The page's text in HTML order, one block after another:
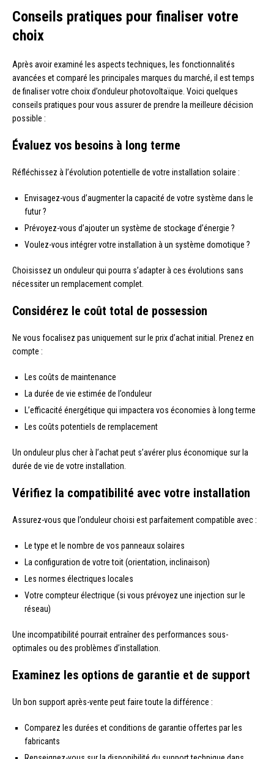
Conseils pratiques pour finaliser votre
choix
Après avoir examiné les aspects techniques, les fonctionnalités
avancées et comparé les principales marques du marché, il est temps
de finaliser votre choix d’onduleur photovoltaïque. Voici quelques
conseils pratiques pour vous assurer de prendre la meilleure décision
possible :
Évaluez vos besoins à long terme
Réfléchissez à l’évolution potentielle de votre installation solaire :
Envisagez-vous d’augmenter la capacité de votre système dans le
futur ?
Prévoyez-vous d’ajouter un système de stockage d’énergie ?
Voulez-vous intégrer votre installation à un système domotique ?
Choisissez un onduleur qui pourra s’adapter à ces évolutions sans
nécessiter un remplacement complet.
Considérez le coût total de possession
Ne vous focalisez pas uniquement sur le prix d’achat initial. Prenez en
compte :
Les coûts de maintenance
La durée de vie estimée de l’onduleur
L’efficacité énergétique qui impactera vos économies à long terme
Les coûts potentiels de remplacement
Un onduleur plus cher à l’achat peut s’avérer plus économique sur la
durée de vie de votre installation.
Vérifiez la compatibilité avec votre installation
Assurez-vous que l’onduleur choisi est parfaitement compatible avec :
Le type et le nombre de vos panneaux solaires
La configuration de votre toit (orientation, inclinaison)
Les normes électriques locales
Votre compteur électrique (si vous prévoyez une injection sur le
réseau)
Une incompatibilité pourrait entraîner des performances sous-
optimales ou des problèmes d’installation.
Examinez les options de garantie et de support
Un bon support après-vente peut faire toute la différence :
Comparez les durées et conditions de garantie offertes par les
fabricants